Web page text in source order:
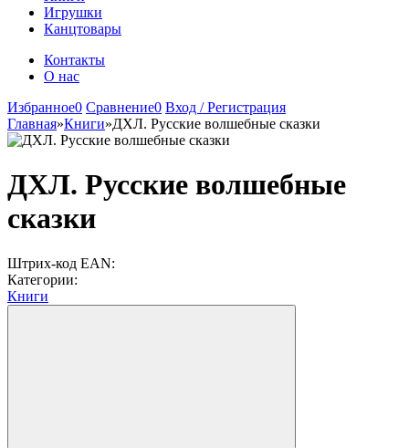
Игрушки
Канцтовары
Контакты
О нас
Избранное0 Сравнение0 Вход / Регистрация
Главная»Книги»ДХЛ. Русские волшебные сказки
ДХЛ. Русские волшебные
сказки
Штрих-код EAN:
Категории:
Книги